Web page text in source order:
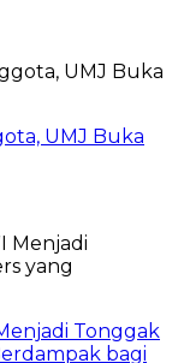
UMJ Buka
Tonggak
bagi